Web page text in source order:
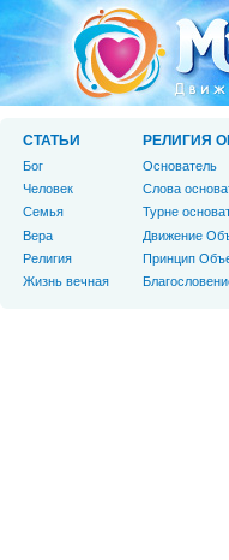
СТАТЬИ
Бог
Человек
Cемья
Вера
Религия
Жизнь вечная
РЕЛИГИЯ
Основатель
Слова
Турне
Движение
Принцип